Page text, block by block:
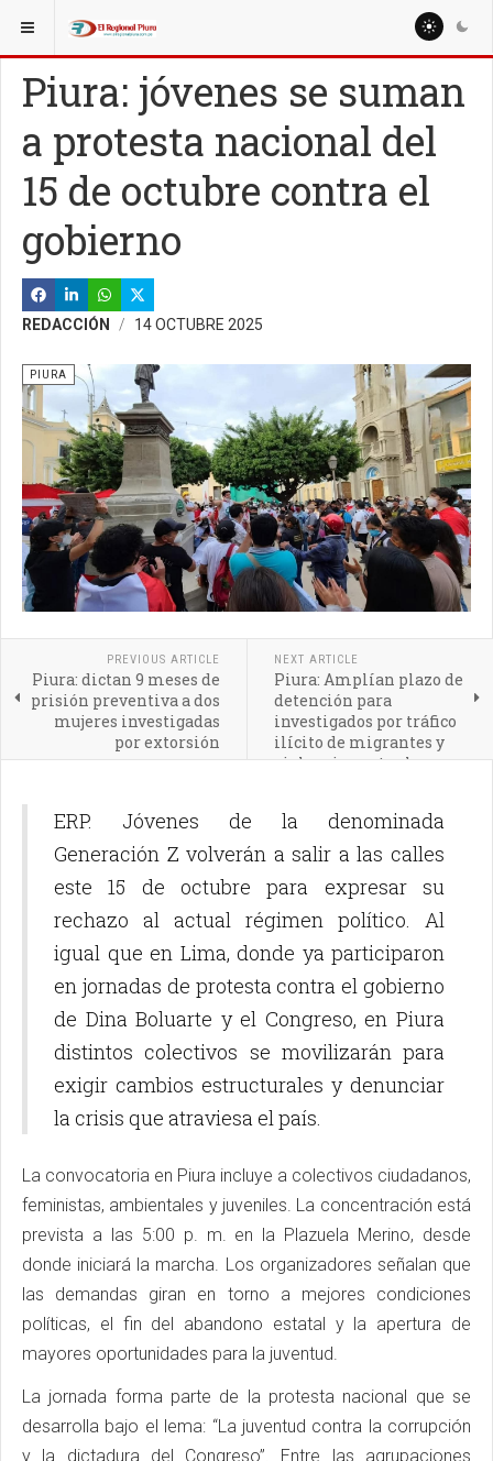
ESTÁ AQUÍ: REGIÓN PIURA
Piura: jóvenes se suman
a protesta nacional del
15 de octubre contra el
gobierno
REDACCIÓN 14 OCTUBRE 2025
PIURA
PREVIOUS ARTICLE
Piura: dictan 9 meses de
prisión preventiva a dos
mujeres investigadas
por extorsión
NEXT ARTICLE
Piura: Amplían plazo de
detención para
investigados por tráfico
ilícito de migrantes y
violencia contra la
ERP. Jóvenes de la denominada
Generación Z volverán a salir a las calles
este 15 de octubre para expresar su
rechazo al actual régimen político. Al
igual que en Lima, donde ya participaron
en jornadas de protesta contra el gobierno
de Dina Boluarte y el Congreso, en Piura
distintos colectivos se movilizarán para
exigir cambios estructurales y denunciar
la crisis que atraviesa el país.
La convocatoria en Piura incluye a colectivos ciudadanos,
feministas, ambientales y juveniles. La concentración está
prevista a las 5:00 p. m. en la Plazuela Merino, desde
donde iniciará la marcha. Los organizadores señalan que
las demandas giran en torno a mejores condiciones
políticas, el fin del abandono estatal y la apertura de
mayores oportunidades para la juventud.
La jornada forma parte de la protesta nacional que se
desarrolla bajo el lema: “La juventud contra la corrupción
y la dictadura del Congreso”. Entre las agrupaciones